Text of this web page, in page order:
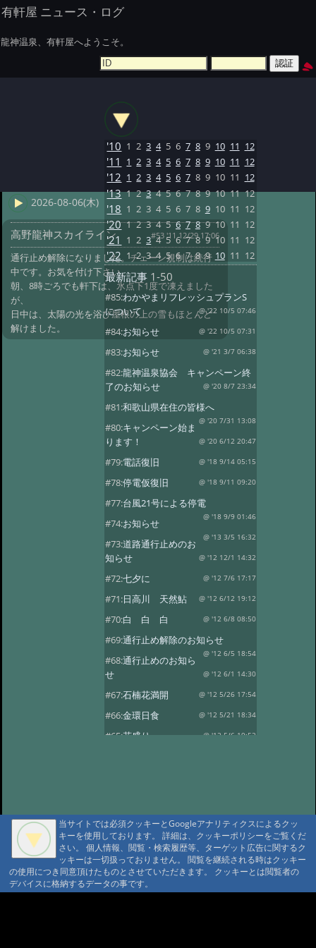
有軒屋 ニュース・ログ
龍神温泉、有軒屋へようこそ。
2026-08-06(木)
高野龍神スカイライン #53 '11 12/29 17:06
通行止め解除になりました。チェーン規制は続行
中です。お気を付け下さい。
朝、8時ごろでも軒下は、氷点下1度で凍えました
が、
日中は、太陽の光を浴び屋根の上の雪もほとんど
解けました。
'10 1 2 3 4 5 6 7 8 9 10 11 12
'11 1 2 3 4 5 6 7 8 9 10 11 12
'12 1 2 3 4 5 6 7 8 9 10 11 12
'13 1 2 3 4 5 6 7 8 9 10 11 12
'18 1 2 3 4 5 6 7 8 9 10 11 12
'20 1 2 3 4 5 6 7 8 9 10 11 12
'21 1 2 3 4 5 6 7 8 9 10 11 12
'22 1 2 3 4 5 6 7 8 9 10 11 12
最新記事 1-50
#85:わかやまリフレッシュプランS
について
@ '22 10/5 07:46
#84:お知らせ @ '22 10/5 07:31
#83:お知らせ @ '21 3/7 06:38
#82:龍神温泉協会 キャンペーン終
了のお知らせ
@ '20 8/7 23:34
#81:和歌山県在住の皆様へ
@ '20 7/31 13:08
#80:キャンペーン始ま
ります！
@ '20 6/12 20:47
#79:電話復旧 @ '18 9/14 05:15
#78:停電仮復旧 @ '18 9/11 09:20
#77:台風21号による停電
@ '18 9/9 01:46
#74:お知らせ
@ '13 3/5 16:32
#73:道路通行止めのお
知らせ
@ '12 12/1 14:32
#72:七夕に @ '12 7/6 17:17
#71:日高川 天然鮎 @ '12 6/12 19:12
#70:白 白 白 @ '12 6/8 08:50
#69:通行止め解除のお知らせ
@ '12 6/5 18:54
#68:通行止めのお知ら
せ
@ '12 6/1 14:30
#67:石楠花満開 @ '12 5/26 17:54
#66:金環日食 @ '12 5/21 18:34
#65:花盛り @ '12 5/6 19:52
#61:龍神温泉の観燈祭 @ '12 3/27 19:46
#60:春一番？ @ '12 3/24 18:38
#59:寒の戻り @ '12 3/13 18:41
#58:春を探して… @ '12 3/3 15:24
当サイトでは必須クッキーとGoogleアナリティクスによるクッ
キーを使用しております。 詳細は、クッキーポリシーをご覧くだ
さい。 個人情報、閲覧・検索履歴等、ターゲット広告に関するク
ッキーは一切扱っておりません。 閲覧を継続される時はクッキー
の使用につき同意頂けたものとさせていただきます。 クッキーとは閲覧者の
デバイスに格納するデータの事です。